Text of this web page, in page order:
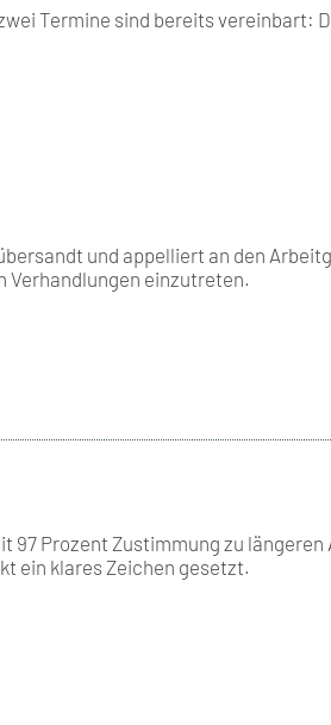
Termine sind bereits vereinbart:
und appelliert an den
Verhandlungen einzutreten.
97 Prozent Zustimmung zu
ein klares Zeichen gesetzt.